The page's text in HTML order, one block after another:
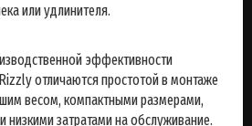
или удлинителя.
эффективности
отличаются простотой в монтаже
весом, компактными размерами,
низкими затратами на обслуживание.